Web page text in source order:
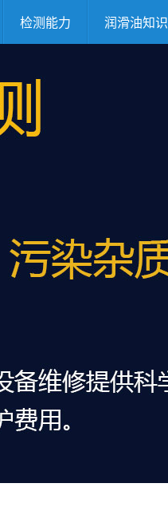
检测能力 润滑油知识